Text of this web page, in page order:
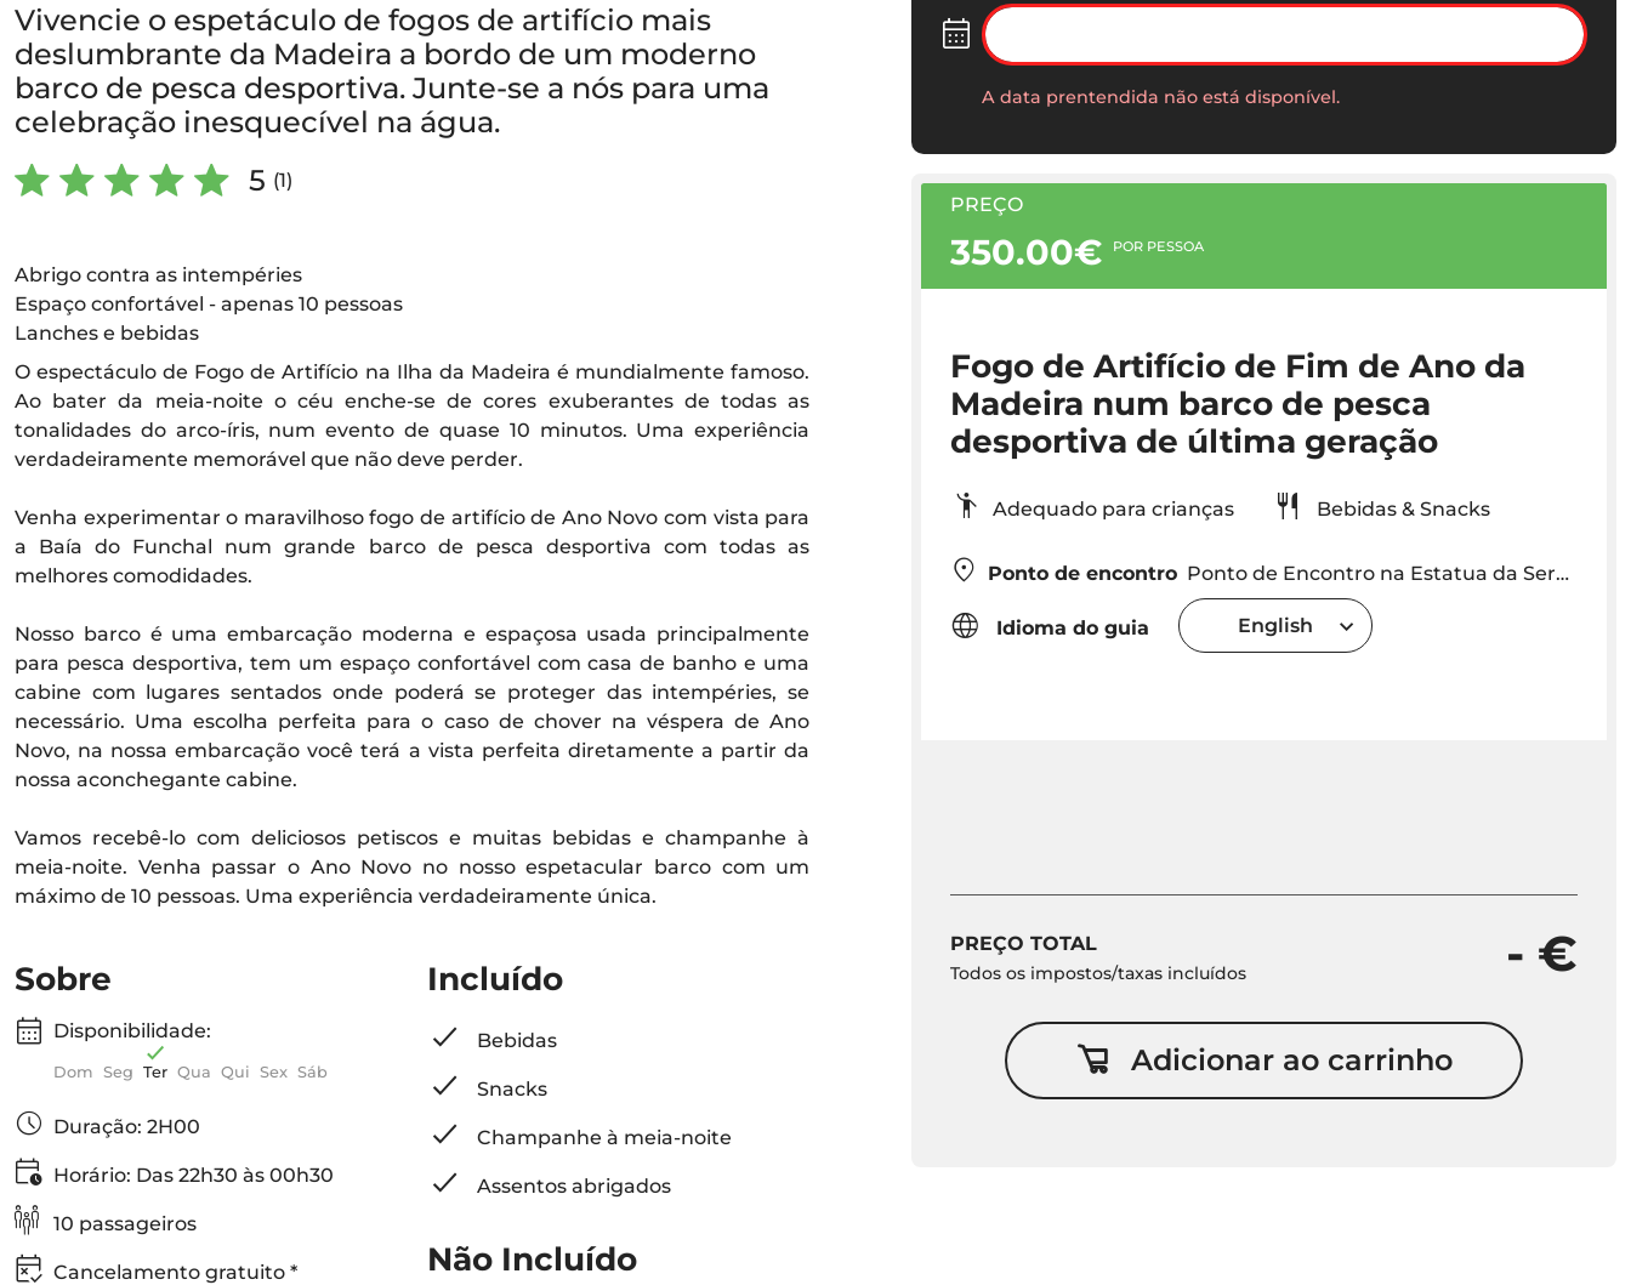
Vivencie o espetáculo de fogos de artifício mais
deslumbrante da Madeira a bordo de um moderno
barco de pesca desportiva. Junte-se a nós para uma
celebração inesquecível na água.
5 (1)
Abrigo contra as intempéries
Espaço confortável - apenas 10 pessoas
Lanches e bebidas
O espectáculo de Fogo de Artifício na Ilha da Madeira é mundialmente famoso.
Ao bater da meia-noite o céu enche-se de cores exuberantes de todas as
tonalidades do arco-íris, num evento de quase 10 minutos. Uma experiência
verdadeiramente memorável que não deve perder.
Venha experimentar o maravilhoso fogo de artifício de Ano Novo com vista para
a Baía do Funchal num grande barco de pesca desportiva com todas as
melhores comodidades.
Nosso barco é uma embarcação moderna e espaçosa usada principalmente
para pesca desportiva, tem um espaço confortável com casa de banho e uma
cabine com lugares sentados onde poderá se proteger das intempéries, se
necessário. Uma escolha perfeita para o caso de chover na véspera de Ano
Novo, na nossa embarcação você terá a vista perfeita diretamente a partir da
nossa aconchegante cabine.
Vamos recebê-lo com deliciosos petiscos e muitas bebidas e champanhe à
meia-noite. Venha passar o Ano Novo no nosso espetacular barco com um
máximo de 10 pessoas. Uma experiência verdadeiramente única.
Sobre
Disponibilidade:
Dom Seg Ter Qua Qui Sex Sáb
Duração: 2H00
Horário: Das 22h30 às 00h30
10 passageiros
Cancelamento gratuito *
Incluído
Bebidas
Snacks
Champanhe à meia-noite
Assentos abrigados
Não Incluído
A data prentendida não está disponível.
PREÇO
350.00€ POR PESSOA
Fogo de Artifício de Fim de Ano da
Madeira num barco de pesca
desportiva de última geração
Adequado para crianças Bebidas & Snacks
Ponto de encontro Ponto de Encontro na Estatua da Sereia pelas 22h40 na Marina do Funchal
Idioma do guia English
PREÇO TOTAL
Todos os impostos/taxas incluídos - €
Adicionar ao carrinho